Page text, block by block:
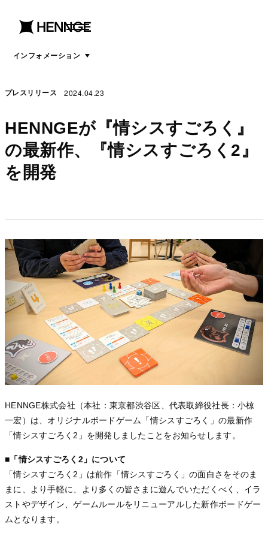
menu
open
インフォメーションmenu
プレスリリース 2024.04.23
HENNGEが『情シスすごろく』
の最新作、『情シスすごろく2』
を開発
HENNGE株式会社（本社：東京都渋谷区、代表取締役社長：小椋
一宏）は、オリジナルボードゲーム「情シスすごろく」の最新作
「情シスすごろく2」を開発しましたことをお知らせします。
■ 「情シスすごろく2」について
「情シスすごろく2」は前作「情シスすごろく」の面白さをそのま
まに、より手軽に、より多くの皆さまに遊んでいただくべく、イラ
ストやデザイン、ゲームルールをリニューアルした新作ボードゲー
ムとなります。